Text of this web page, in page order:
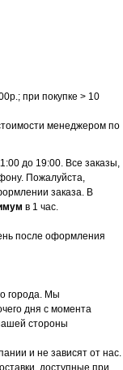
при покупке > 10
менеджером по
до 19:00. Все заказы,
Пожалуйста,
заказа. В
в 1 час.
после оформления
города. Мы
дня с момента
стороны
и не зависят от нас.